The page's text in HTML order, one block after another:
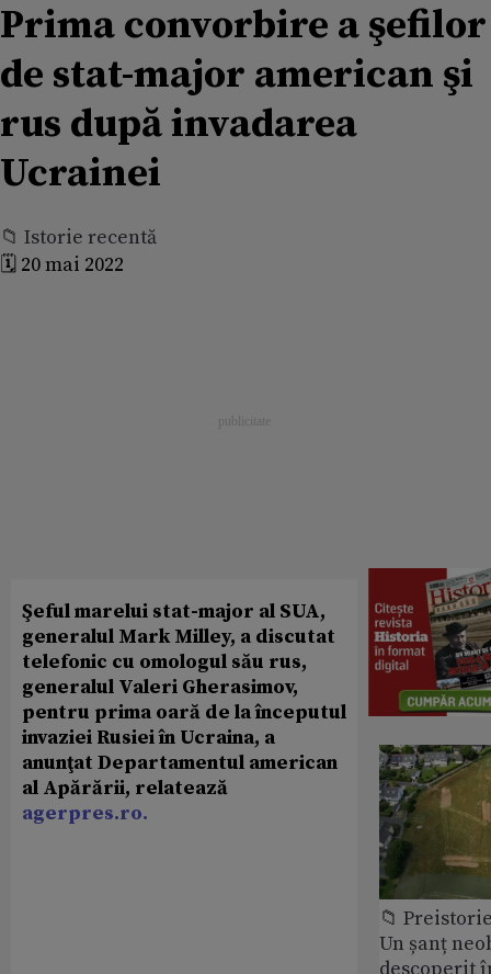
Prima convorbire a şefilor
de stat-major american şi
rus după invadarea
Ucrainei
📁 Istorie recentă
🗓️ 20 mai 2022
Şeful marelui stat-major al SUA,
generalul Mark Milley, a discutat
telefonic cu omologul său rus,
generalul Valeri Gherasimov,
pentru prima oară de la începutul
invaziei Rusiei în Ucraina, a
anunţat Departamentul american
al Apărării, relatează
agerpres.ro.
📁
Un șanț
descoperit